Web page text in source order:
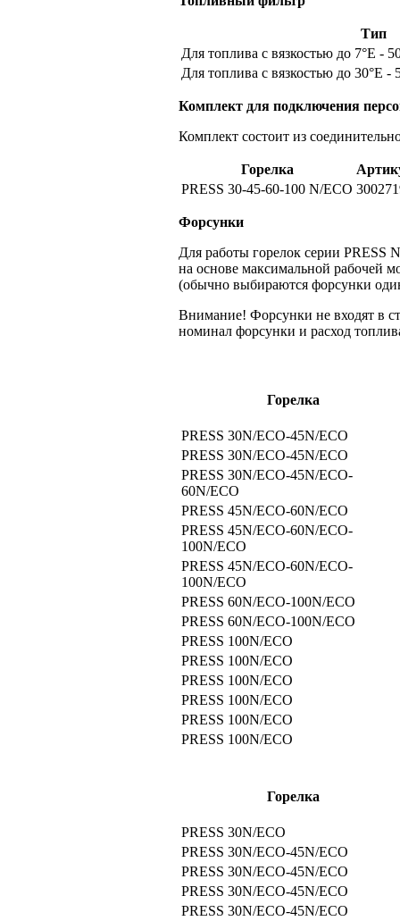
Тип
Для топлива с вязкостью до 7°Е -
Для топлива с вязкостью до 30°Е -
Комплект для подключения
Комплект состоит из
Горелка
PRESS 30-45-60-100 N/ECO
Форсунки
Для работы горелок серии PRESS
на основе максимальной рабочей
(обычно выбираются форсунки
Внимание! Форсунки не входят в
номинал форсунки и расход
Горелка
PRESS 30N/ECO-45N/ECO
PRESS 30N/ECO-45N/ECO
PRESS 30N/ECO-45N/ECO-
60N/ECO
PRESS 45N/ECO-60N/ECO
PRESS 45N/ECO-60N/ECO-
100N/ECO
PRESS 45N/ECO-60N/ECO-
100N/ECO
PRESS 60N/ECO-100N/ECO
PRESS 60N/ECO-100N/ECO
PRESS 100N/ECO
PRESS 100N/ECO
PRESS 100N/ECO
PRESS 100N/ECO
PRESS 100N/ECO
PRESS 100N/ECO
Горелка
PRESS 30N/ECO
PRESS 30N/ECO-45N/ECO
PRESS 30N/ECO-45N/ECO
PRESS 30N/ECO-45N/ECO
PRESS 30N/ECO-45N/ECO